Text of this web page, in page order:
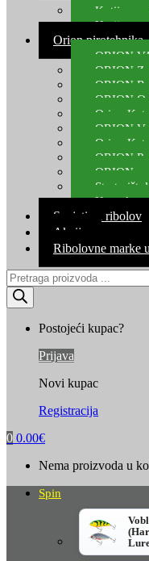
Kutije za
Kutije za
Orion pirotehnika
ORION
ORION
ORION
ORION
Orion
ORION
Orion
ORION
ORION
Start
Kontakt
Savjeti za ribolov
Akcija
Ribolovne marke
Products
search
Postojeći kupac?
Prijava
Novi kupac
Registracija
0 0.00€
Nema proizvoda u
Spin